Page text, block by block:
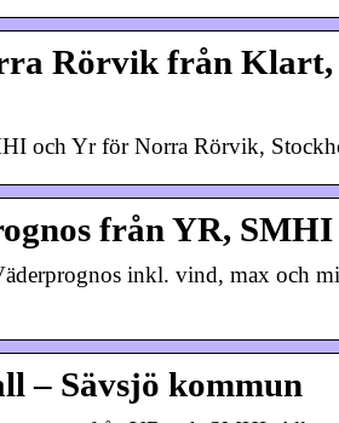
Rörvik från
och Yr för Norra Rörvik,
från YR,
inkl. vind, max och
– Sävsjö kommun